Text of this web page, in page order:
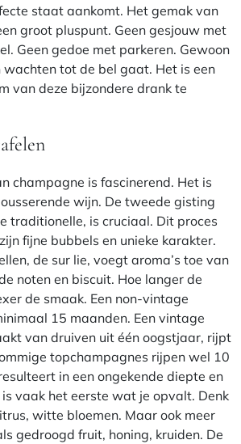
staat aankomt. Het gemak van
groot pluspunt. Geen gesjouw met
Geen gedoe met parkeren. Gewoon
wachten tot de bel gaat. Het is een
van deze bijzondere drank te
champagne is fascinerend. Het is
wijn. De tweede gisting
traditionelle, is cruciaal. Dit proces
fijne bubbels en unieke karakter.
de sur lie, voegt aroma’s toe van
noten en biscuit. Hoe langer de
de smaak. Een non-vintage
15 maanden. Een vintage
van druiven uit één oogstjaar, rijpt
topchampagnes rijpen wel 10
in een ongekende diepte en
vaak het eerste wat je opvalt. Denk
witte bloemen. Maar ook meer
gedroogd fruit, honing, kruiden. De